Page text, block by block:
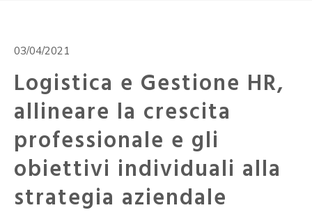
03/04/2021
Logistica e Gestione HR,
allineare la crescita
professionale e gli
obiettivi individuali alla
strategia aziendale